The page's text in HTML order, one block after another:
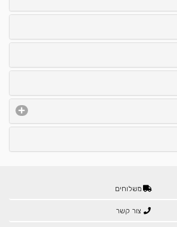
משלוחים
צור קשר